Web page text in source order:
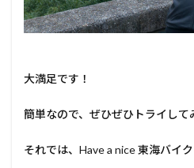
大満足です！
簡単なので、ぜひぜひトライして
それでは、Have a nice 東海バイク